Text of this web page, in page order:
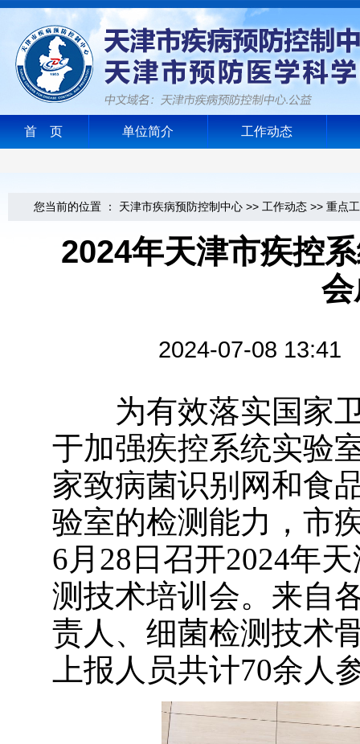
首 页 单位简介 工作动态
您当前的位置 ： 天津市疾病预防控制中心 >> 工作动态 >> 重点
2024年天津市疾控
2024-07-08
为有效落实国家卫
于加强疾控系统实验
家致病菌识别网和食
验室的检测能力，市
6月28日召开2024年
测技术培训会。来自
责人、细菌检测技术
上报人员共计70余人